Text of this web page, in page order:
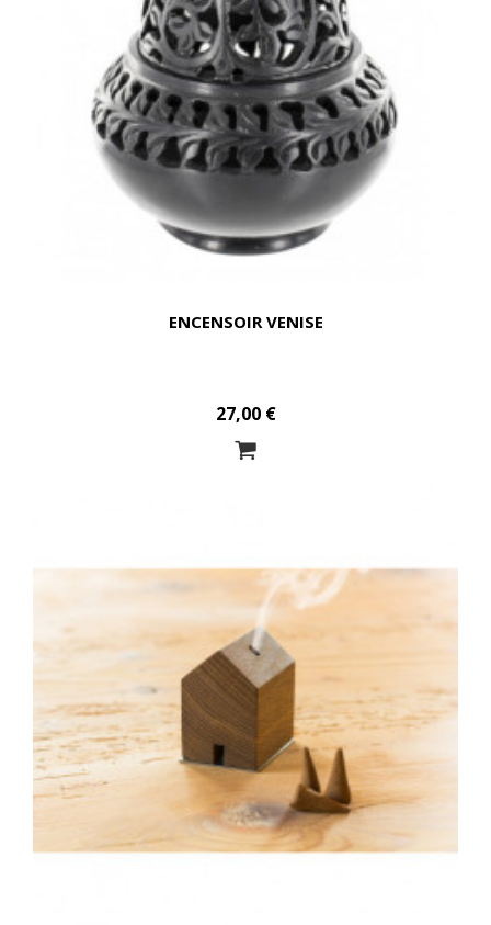
ENCENSOIR VENISE
27,00 €